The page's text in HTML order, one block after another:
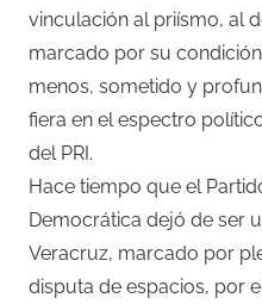
vinculación al priísmo, al
marcado por su
menos, sometido y
fiera en el espectro
del PRI.
Hace tiempo que el
Democrática dejó de ser
Veracruz, marcado por
disputa de espacios, por